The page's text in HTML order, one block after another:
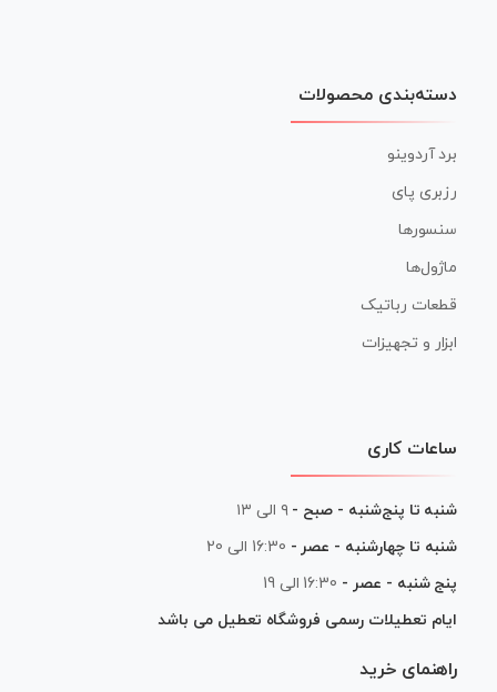
دسته‌بندی محصولات
برد آردوینو
رزبری پای
سنسورها
ماژول‌ها
قطعات رباتیک
ابزار و تجهیزات
ساعات کاری
شنبه تا پنج‌شنبه - صبح - ۹ الی ۱۳
شنبه تا چهارشنبه - عصر - 16:30 الی 20
پنج شنبه - عصر - 16:30 الی 19
ایام تعطیلات رسمی فروشگاه تعطیل می باشد
راهنمای خرید